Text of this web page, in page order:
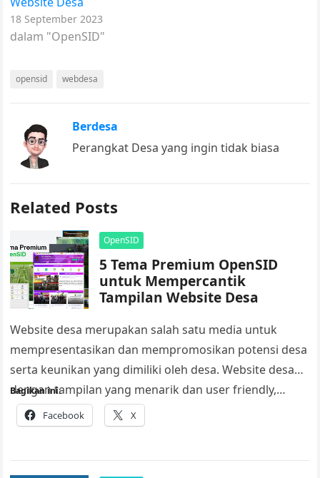
18 September 2023
dalam "OpenSID"
opensid webdesa
Berdesa
Perangkat Desa yang ingin tidak biasa
Related Posts
OpenSID
5 Tema Premium OpenSID
untuk Mempercantik
Tampilan Website Desa
Website desa merupakan salah satu media untuk
mempresentasikan dan mempromosikan potensi desa
serta keunikan yang dimiliki oleh desa. Website desa
dengan tampilan yang menarik dan user friendly,…
Bagikan ini:
Facebook X